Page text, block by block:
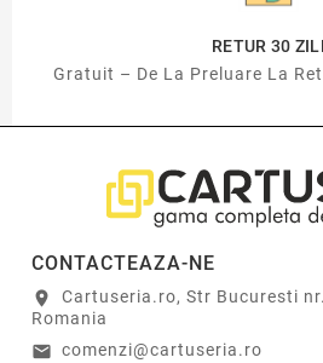
RETUR 30
Gratuit – De La Preluare La
CONTACTEAZA-NE
location_on
Cartuseria.ro, Str Bucuresti
Romania
email comenzi@cartuseria.ro